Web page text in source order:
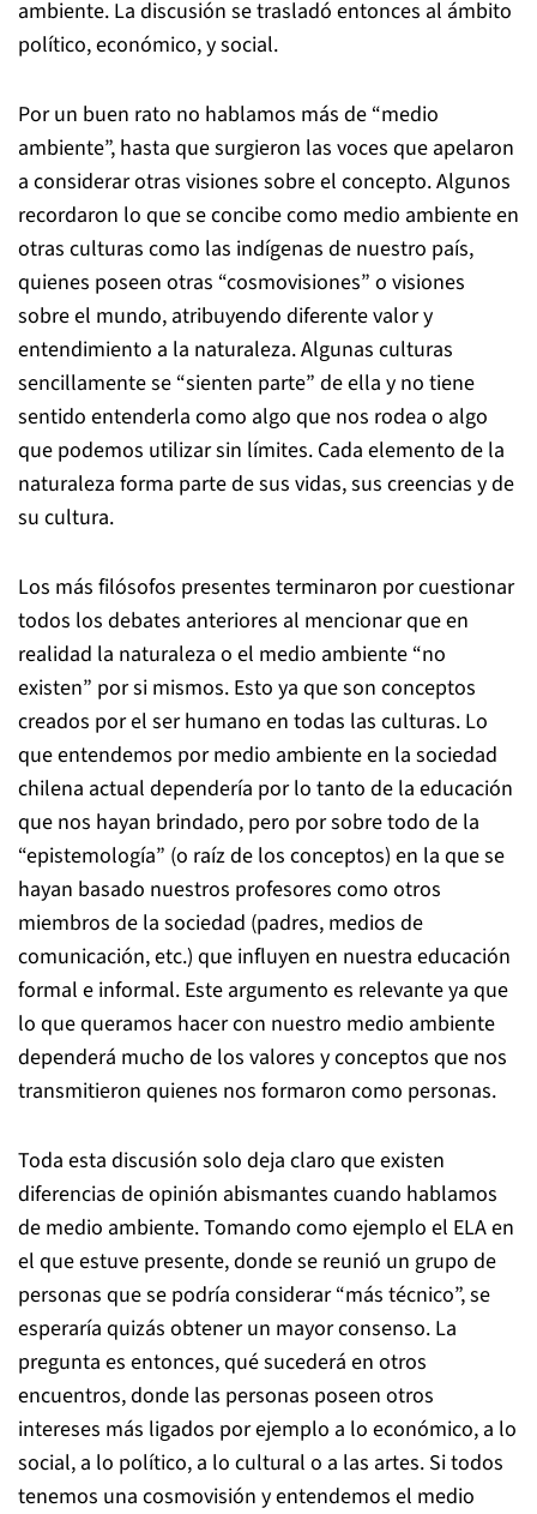
ambiente. La discusión se trasladó entonces al ámbito
político, económico, y social.
Por un buen rato no hablamos más de “medio
ambiente”, hasta que surgieron las voces que apelaron
a considerar otras visiones sobre el concepto. Algunos
recordaron lo que se concibe como medio ambiente en
otras culturas como las indígenas de nuestro país,
quienes poseen otras “cosmovisiones” o visiones
sobre el mundo, atribuyendo diferente valor y
entendimiento a la naturaleza. Algunas culturas
sencillamente se “sienten parte” de ella y no tiene
sentido entenderla como algo que nos rodea o algo
que podemos utilizar sin límites. Cada elemento de la
naturaleza forma parte de sus vidas, sus creencias y de
su cultura.
Los más filósofos presentes terminaron por cuestionar
todos los debates anteriores al mencionar que en
realidad la naturaleza o el medio ambiente “no
existen” por si mismos. Esto ya que son conceptos
creados por el ser humano en todas las culturas. Lo
que entendemos por medio ambiente en la sociedad
chilena actual dependería por lo tanto de la educación
que nos hayan brindado, pero por sobre todo de la
“epistemología” (o raíz de los conceptos) en la que se
hayan basado nuestros profesores como otros
miembros de la sociedad (padres, medios de
comunicación, etc.) que influyen en nuestra educación
formal e informal. Este argumento es relevante ya que
lo que queramos hacer con nuestro medio ambiente
dependerá mucho de los valores y conceptos que nos
transmitieron quienes nos formaron como personas.
Toda esta discusión solo deja claro que existen
diferencias de opinión abismantes cuando hablamos
de medio ambiente. Tomando como ejemplo el ELA en
el que estuve presente, donde se reunió un grupo de
personas que se podría considerar “más técnico”, se
esperaría quizás obtener un mayor consenso. La
pregunta es entonces, qué sucederá en otros
encuentros, donde las personas poseen otros
intereses más ligados por ejemplo a lo económico, a lo
social, a lo político, a lo cultural o a las artes. Si todos
tenemos una cosmovisión y entendemos el medio